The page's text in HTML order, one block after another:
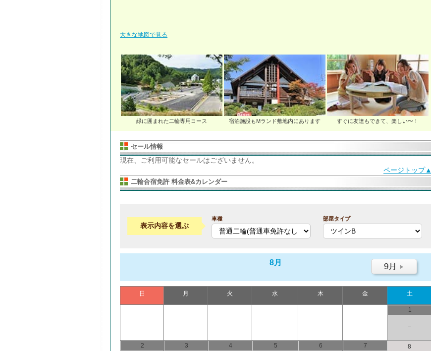
大きな地図で見る
緑に囲まれた二輪専用コース 宿泊施設もMランド敷地内にあります すぐに友達もできて、楽しい〜！
セール情報
現在、ご利用可能なセールはございません。
ページトップ▲
二輪合宿免許 料金表&カレンダー
表示内容を選ぶ
車種 部屋タイプ
8月 9月 ▶
日 月 火 水 木 金 土
1
−
2 3 4 5 6 7 8